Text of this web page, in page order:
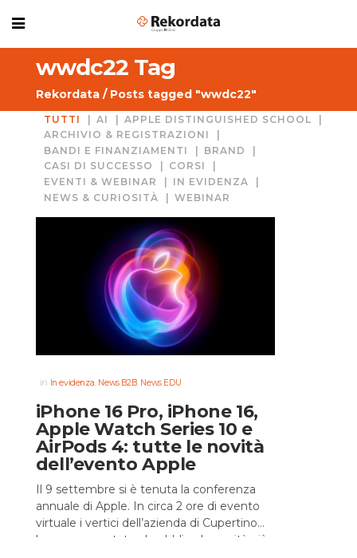
wwdc22 Tag
Rekordata / Posts tagged "wwdc22"
TUTTI AI
APPLE DISTINGUISHED SCHOOL
ARCHIVIO & REGISTRAZIONI
BANDI E FINANZIAMENTI
BRAND
CASI DI SUCCESSO
CORSI
EVENTI & WEBINAR
IN EVIDENZA
NEWS & CURIOSITÀ
WEBINAR
in In evidenza News B2B, News EDU
iPhone 16 Pro, iPhone 16,
Apple Watch Series 10 e
AirPods 4: tutte le novità
dell’evento Apple
Il 9 settembre si è tenuta la conferenza
annuale di Apple. In circa 2 ore di evento
virtuale i vertici dell’azienda di Cupertino
hanno presentato al pubblico le novità più...